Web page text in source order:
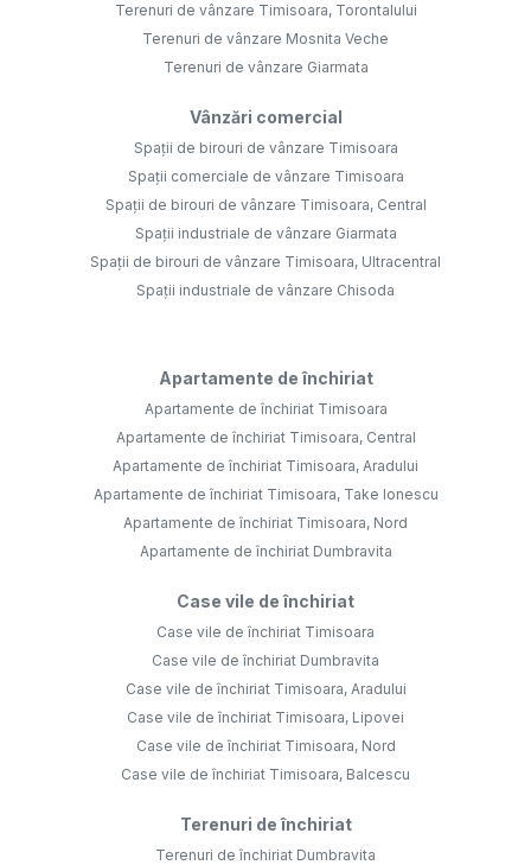
Terenuri de vânzare Timisoara, Torontalului
Terenuri de vânzare Mosnita Veche
Terenuri de vânzare Giarmata
Vânzări comercial
Spații de birouri de vânzare Timisoara
Spații comerciale de vânzare Timisoara
Spații de birouri de vânzare Timisoara, Central
Spații industriale de vânzare Giarmata
Spații de birouri de vânzare Timisoara, Ultracentral
Spații industriale de vânzare Chisoda
Apartamente de închiriat
Apartamente de închiriat Timisoara
Apartamente de închiriat Timisoara, Central
Apartamente de închiriat Timisoara, Aradului
Apartamente de închiriat Timisoara, Take Ionescu
Apartamente de închiriat Timisoara, Nord
Apartamente de închiriat Dumbravita
Case vile de închiriat
Case vile de închiriat Timisoara
Case vile de închiriat Dumbravita
Case vile de închiriat Timisoara, Aradului
Case vile de închiriat Timisoara, Lipovei
Case vile de închiriat Timisoara, Nord
Case vile de închiriat Timisoara, Balcescu
Terenuri de închiriat
Terenuri de închiriat Dumbravita